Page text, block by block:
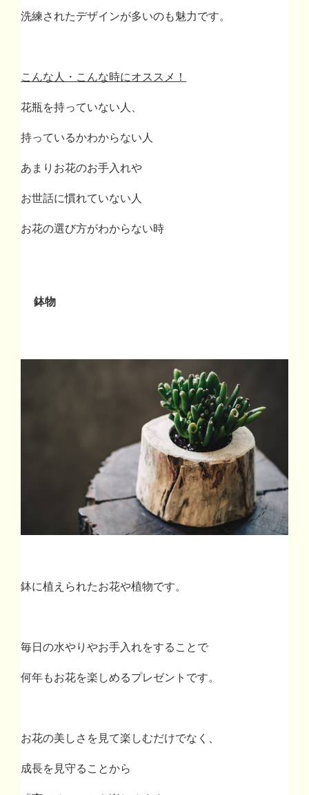
洗練されたデザインが多いのも魅力です。
こんな人・こんな時にオススメ！
花瓶を持っていない人、
持っているかわからない人
あまりお花のお手入れや
お世話に慣れていない人
お花の選び方がわからない時
鉢物
鉢に植えられたお花や植物です。
毎日の水やりやお手入れをすることで
何年もお花を楽しめるプレゼントです。
お花の美しさを見て楽しむだけでなく、
成長を見守ることから